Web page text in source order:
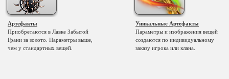
Артефакты
Приобретаются в Лавке Забытой
Грани за золото. Параметры выше,
чем у стандартных вещей.
Уникальные Артефакты
Параметры и изображения вещей
создаются по индивидуальному
заказу игрока или клана.